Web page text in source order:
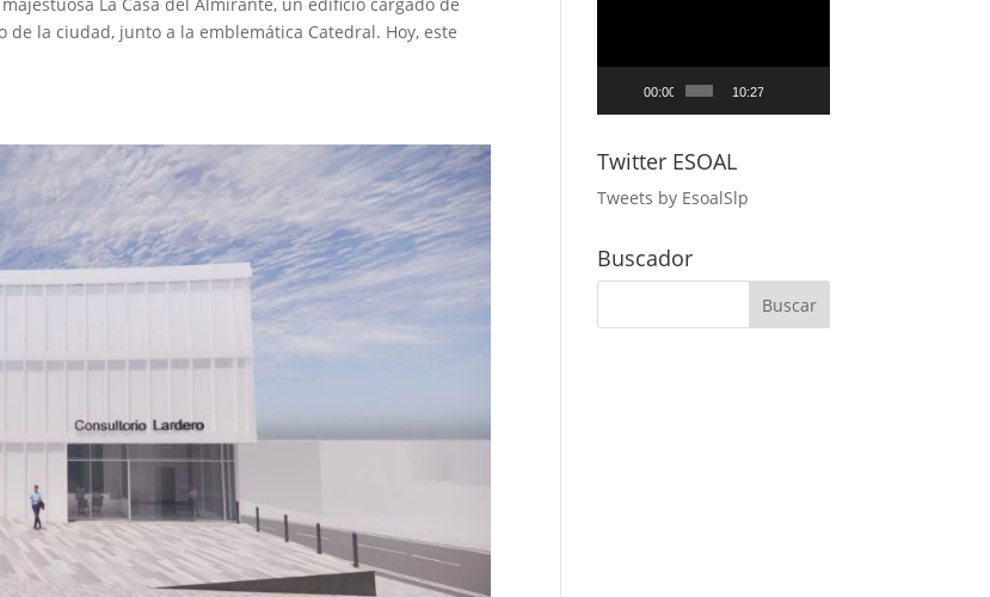
la ciudad, junto a la emblemática Catedral. Hoy, este
00:00 10:27
Twitter ESOAL
Tweets by EsoalSlp
Buscador